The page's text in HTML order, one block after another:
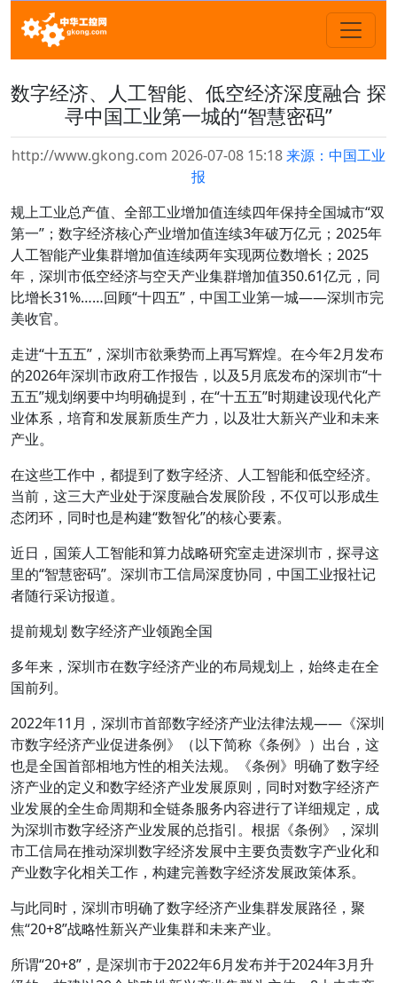
数字经济、人工智能、低空经济深度融合 探
寻中国工业第一城的“智慧密码”
http://www.gkong.com 2026-07-08 15:18来源：中国工业
报
规上工业总产值、全部工业增加值连续四年保持全国城市“双
第一”；数字经济核心产业增加值连续3年破万亿元；2025年
人工智能产业集群增加值连续两年实现两位数增长；2025
年，深圳市低空经济与空天产业集群增加值350.61亿元，同
比增长31%……回顾“十四五”，中国工业第一城——深圳市完
美收官。
走进“十五五”，深圳市欲乘势而上再写辉煌。在今年2月发布
的2026年深圳市政府工作报告，以及5月底发布的深圳市“十
五五”规划纲要中均明确提到，在“十五五”时期建设现代化产
业体系 ， 培育和发展新质生产力，以及壮大新兴产业和未来
产业。
在这些工作中，都提到了数字经济、人工智能和低空经济。
当前，这三大产业处于深度融合发展阶段，不仅可以形成生
态闭环，同时也是构建“数智化”的核心要素。
近日，国策人工智能和算力战略研究室走进深圳市，探寻这
里的“智慧密码”。深圳市工信局深度协同，中国工业报社记
者随行采访报道。
提前规划 数字经济产业领跑全国
多年来，深圳市在数字经济产业的布局规划上，始终走在全
国前列。
2022年11月，深圳市首部数字经济产业法律法规——《深圳
市数字经济产业促进条例》（以下简称《条例》）出台，这
也是全国首部相地方性的相关法规。《条例》明确了数字经
济产业的定义和数字经济产业发展原则，同时对数字经济产
业发展的全生命周期和全链条服务内容进行了详细规定，成
为深圳市数字经济产业发展的总指引。根据《条例》，深圳
市工信局在推动深圳数字经济发展中主要负责数字产业化和
产业数字化相关工作，构建完善数字经济发展政策体系。
与此同时，深圳市明确了数字经济产业集群发展路径，聚
焦“20+8”战略性新兴产业集群和未来产业。
所谓“20+8”，是深圳市于2022年6月发布并于2024年3月升